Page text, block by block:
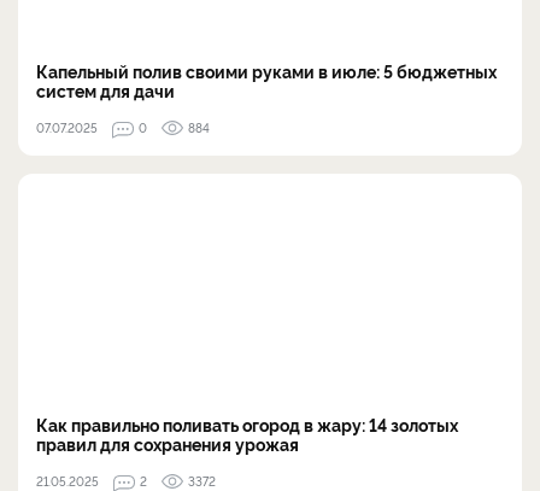
Капельный полив своими руками в июле: 5 бюджетных
систем для дачи
07.07.2025 0 884
Как правильно поливать огород в жару: 14 золотых
правил для сохранения урожая
21.05.2025 2 3372